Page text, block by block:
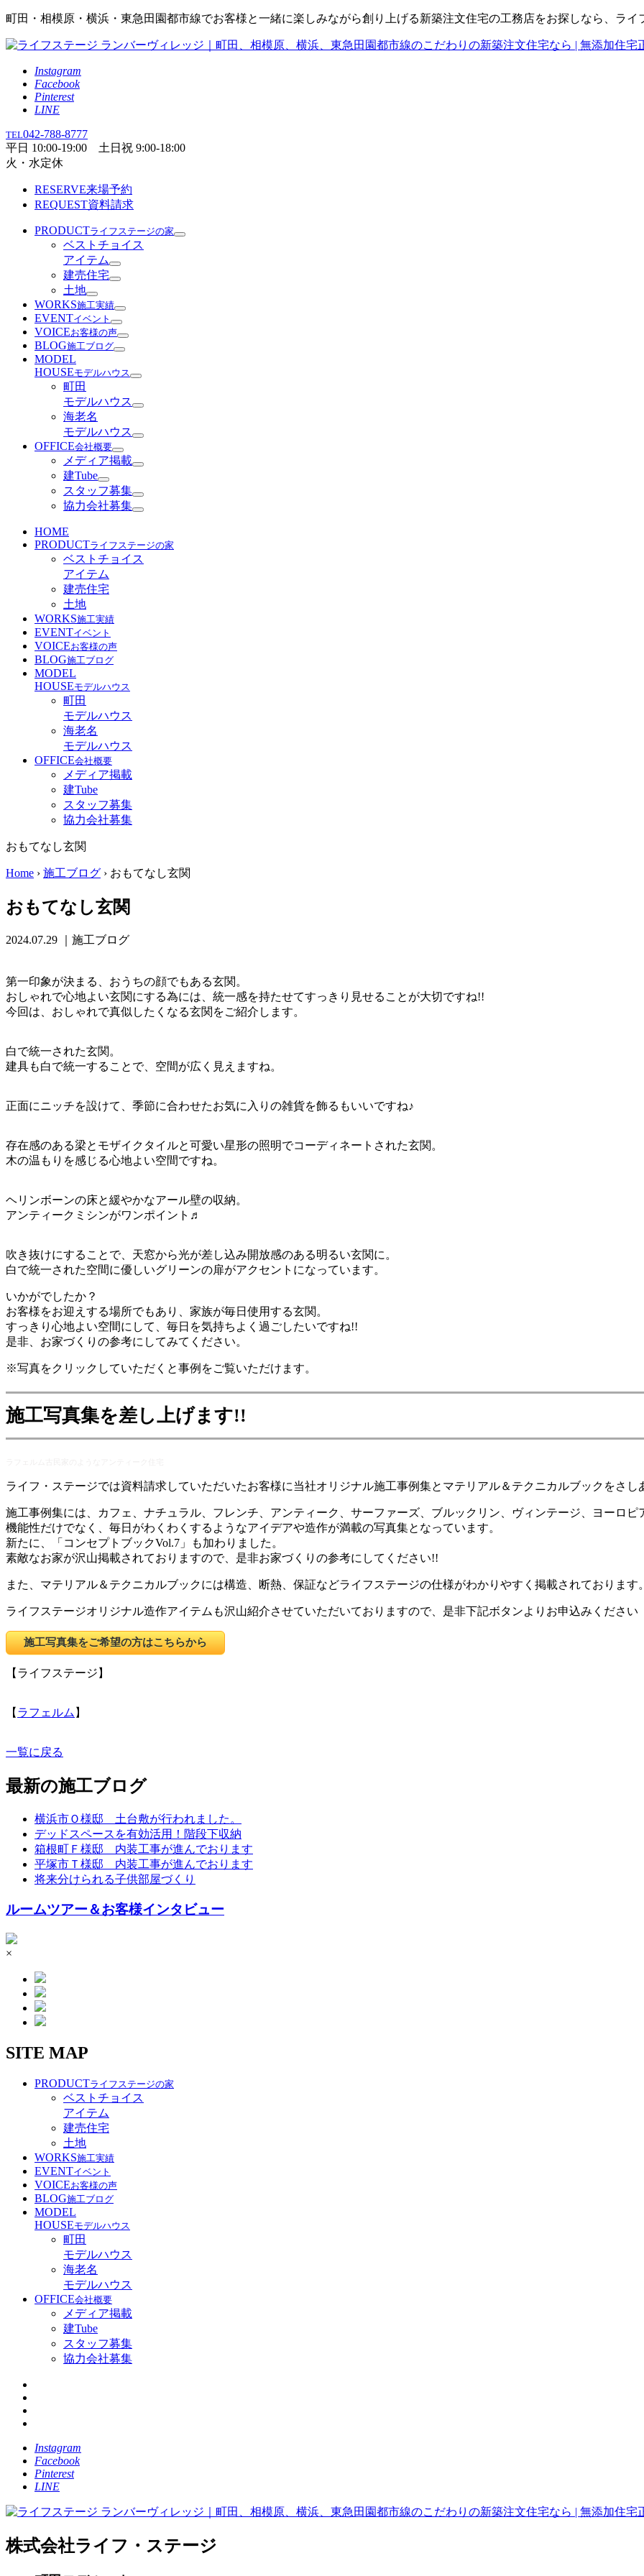
町田・相模原・横浜・東急田園都市線でお客様と一緒に楽しみながら創り上げる新築注文住宅の工務店をお探しなら、ライ
Instagram
Facebook
Pinterest
LINE
TEL042-788-8777
平日 10:00-19:00 土日祝 9:00-18:00
火・水定休
RESERVE来場予約
REQUEST資料請求
PRODUCTライフステージの家
ベストチョイス
アイテム
建売住宅
土地
WORKS施工実績
EVENTイベント
VOICEお客様の声
BLOG施工ブログ
MODEL
HOUSEモデルハウス
町田
モデルハウス
海老名
モデルハウス
OFFICE会社概要
メディア掲載
建Tube
スタッフ募集
協力会社募集
HOME
PRODUCTライフステージの家
ベストチョイス
アイテム
建売住宅
土地
WORKS施工実績
EVENTイベント
VOICEお客様の声
BLOG施工ブログ
MODEL
HOUSEモデルハウス
町田
モデルハウス
海老名
モデルハウス
OFFICE会社概要
メディア掲載
建Tube
スタッフ募集
協力会社募集
おもてなし玄関
Home › 施工ブログ › おもてなし玄関
おもてなし玄関
2024.07.29 ｜施工ブログ
第一印象が決まる、おうちの顔でもある玄関。
おしゃれで心地よい玄関にする為には、統一感を持たせてすっきり見せることが大切ですね!!
今回は、おしゃれで真似したくなる玄関をご紹介します。
白で統一された玄関。
建具も白で統一することで、空間が広く見えますね。
正面にニッチを設けて、季節に合わせたお気に入りの雑貨を飾るもいいですね♪
存在感のある梁とモザイクタイルと可愛い星形の照明でコーディネートされた玄関。
木の温もりを感じる心地よい空間ですね。
ヘリンボーンの床と緩やかなアール壁の収納。
アンティークミシンがワンポイント♬
吹き抜けにすることで、天窓から光が差し込み開放感のある明るい玄関に。
白で統一された空間に優しいグリーンの扉がアクセントになっています。
いかがでしたか？
お客様をお迎えする場所でもあり、家族が毎日使用する玄関。
すっきり心地よい空間にして、毎日を気持ちよく過ごしたいですね!!
是非、お家づくりの参考にしてみてください。
※写真をクリックしていただくと事例をご覧いただけます。
施工写真集を差し上げます!!
ライフ・ステージでは資料請求していただいたお客様に当社オリジナル施工事例集とマテリアル＆テクニカルブックをさし
施工事例集には、カフェ、ナチュラル、フレンチ、アンティーク、サーファーズ、ブルックリン、ヴィンテージ、ヨーロ
機能性だけでなく、毎日がわくわくするようなアイデアや造作が満載の写真集となっています。
新たに、「コンセプトブックVol.7」も加わりました。
素敵なお家が沢山掲載されておりますので、是非お家づくりの参考にしてください!!
また、マテリアル＆テクニカルブックには構造、断熱、保証などライフステージの仕様がわかりやすく掲載されております
ライフステージオリジナル造作アイテムも沢山紹介させていただいておりますので、是非下記ボタンよりお申込みください
施工写真集をご希望の方はこちらから
【ライフステージ】
【 ラフェルム 】
一覧に戻る
最新の施工ブログ
横浜市Ｏ様邸 土台敷が行われました。
デッドスペースを有効活用！階段下収納
箱根町Ｆ様邸 内装工事が進んでおります
平塚市Ｔ様邸 内装工事が進んでおります
将来分けられる子供部屋づくり
ルームツアー＆お客様インタビュー
×
SITE MAP
PRODUCTライフステージの家
ベストチョイス
アイテム
建売住宅
土地
WORKS施工実績
EVENTイベント
VOICEお客様の声
BLOG施工ブログ
MODEL
HOUSEモデルハウス
町田
モデルハウス
海老名
モデルハウス
OFFICE会社概要
メディア掲載
建Tube
スタッフ募集
協力会社募集
Instagram
Facebook
Pinterest
LINE
株式会社ライフ・ステージ